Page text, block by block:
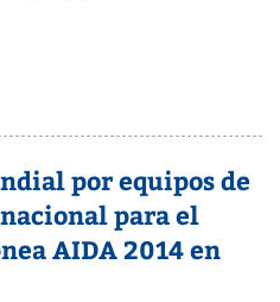
por equipos de
para el
AIDA 2014 en